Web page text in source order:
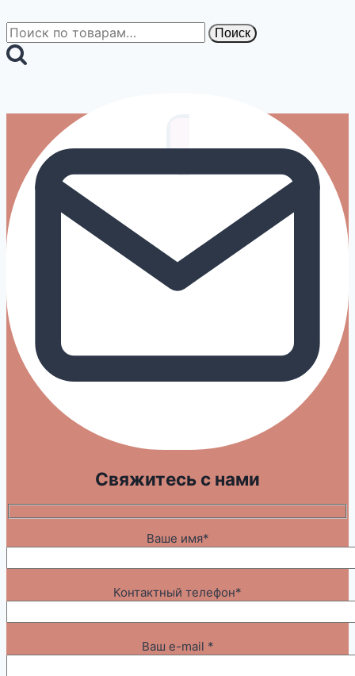
Искать: Поиск
Свяжитесь с нами
Ваше имя*
Контактный телефон*
Ваш e-mail *